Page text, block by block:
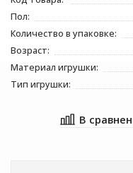
Пол:
Количество в упаковке:
Возраст:
Материал игрушки:
Тип игрушки: